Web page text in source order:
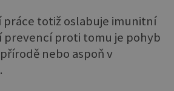
práce totiž oslabuje imunitní
prevencí proti tomu je pohyb
nebo aspoň v